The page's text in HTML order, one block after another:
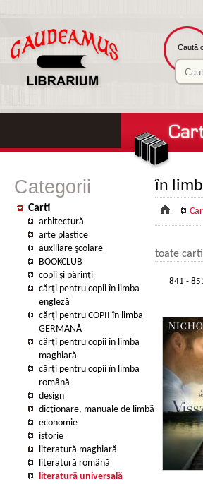
Caută
Categorii
Carti
arhitectură
arte plastice
auxiliare şcolare
BOOKCLUB
copii şi părinţi
cărţi pentru copii în limba
engleză
cărţi pentru COPII în limba
GERMANĂ
cărţi pentru copii în limba
maghiară
cărţi pentru copii în limba
română
design
dicţionare, manuale de limbă
economie
istorie
literatură maghiară
literatură română
literatură universală
în
toate
841 -